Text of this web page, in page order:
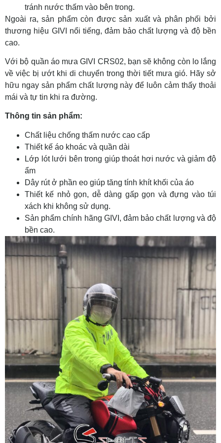
tránh nước thấm vào bên trong.
Ngoài ra, sản phẩm còn được sản xuất và phân phối bởi
thương hiệu GIVI nổi tiếng, đảm bảo chất lượng và độ bền
cao.
Với bộ quần áo mưa GIVI CRS02, bạn sẽ không còn lo lắng
về việc bị ướt khi di chuyển trong thời tiết mưa gió. Hãy sở
hữu ngay sản phẩm chất lượng này để luôn cảm thấy thoải
mái và tự tin khi ra đường.
Thông tin sản phẩm:
Chất liệu chống thấm nước cao cấp
Thiết kế áo khoác và quần dài
Lớp lót lưới bên trong giúp thoát hơi nước và giảm độ
ẩm
Dây rút ở phần eo giúp tăng tính khít khối của áo
Thiết kế nhỏ gọn, dễ dàng gấp gọn và đựng vào túi
xách khi không sử dụng.
Sản phẩm chính hãng GIVI, đảm bảo chất lượng và độ
bền cao.